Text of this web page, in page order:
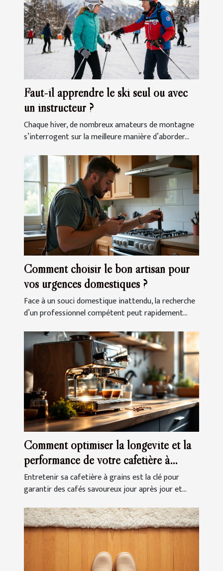
Faut-il apprendre le ski seul ou avec
un instructeur ?
Chaque hiver, de nombreux amateurs de montagne
s’interrogent sur la meilleure manière d’aborder...
Comment choisir le bon artisan pour
vos urgences domestiques ?
Face à un souci domestique inattendu, la recherche
d’un professionnel compétent peut rapidement...
Comment optimiser la longévité et la
performance de votre cafetière à
grains ?
Entretenir sa cafetière à grains est la clé pour
garantir des cafés savoureux jour après jour et...